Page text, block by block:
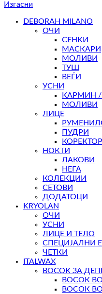
Изгасни
DEBORAH MILANO
ОЧИ
СЕНКИ
МАСКАРИ
МОЛИВИ
ТУШ
ВЕЃИ
УСНИ
КАРМИН /
МОЛИВИ
ЛИЦЕ
ПУДРИ
НОКТИ
ЛАКОВИ
НЕГА
КОЛЕКЦИИ
СЕТОВИ
ДОДАТОЦИ
KRYOLAN
ОЧИ
УСНИ
ЛИЦЕ И ТЕЛО
СПЕЦИЈАЛНИ
ЧЕТКИ
ITALWAX
ВОСОК ЗА
ВОСОК
ВОСОК